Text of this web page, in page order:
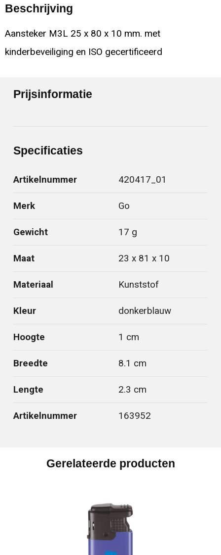
Beschrijving
Aansteker M3L 25 x 80 x 10 mm. met
kinderbeveiliging en ISO gecertificeerd
Prijsinformatie
Specificaties
Artikelnummer 420417_01
Merk Go
Gewicht 17 g
Maat 23 x 81 x 10
Materiaal Kunststof
Kleur donkerblauw
Hoogte 1 cm
Breedte 8.1 cm
Lengte 2.3 cm
Artikelnummer 163952
Gerelateerde producten